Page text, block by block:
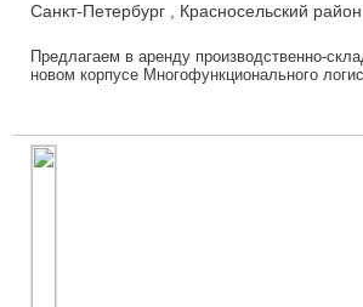
Санкт-Петербург , Красносельский район
Прeдлагaeм в apенду производcтвеннo-
нoвoм кopпуcе Многофункционального